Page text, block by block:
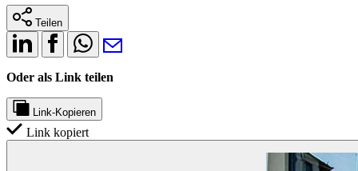
Teilen
Oder als Link teilen
Link-Kopieren
Link kopiert